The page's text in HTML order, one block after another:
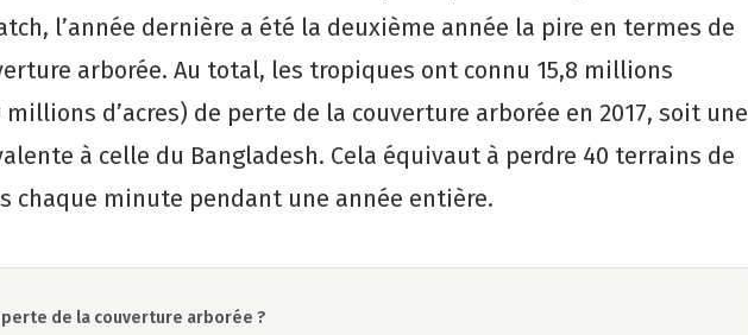
l’année dernière a été la deuxième année la pire en termes de
arborée. Au total, les tropiques ont connu 15,8 millions
millions d’acres) de perte de la couverture arborée en 2017, soit une
à celle du Bangladesh. Cela équivaut à perdre 40 terrains de
chaque minute pendant une année entière.
perte de la couverture arborée ?